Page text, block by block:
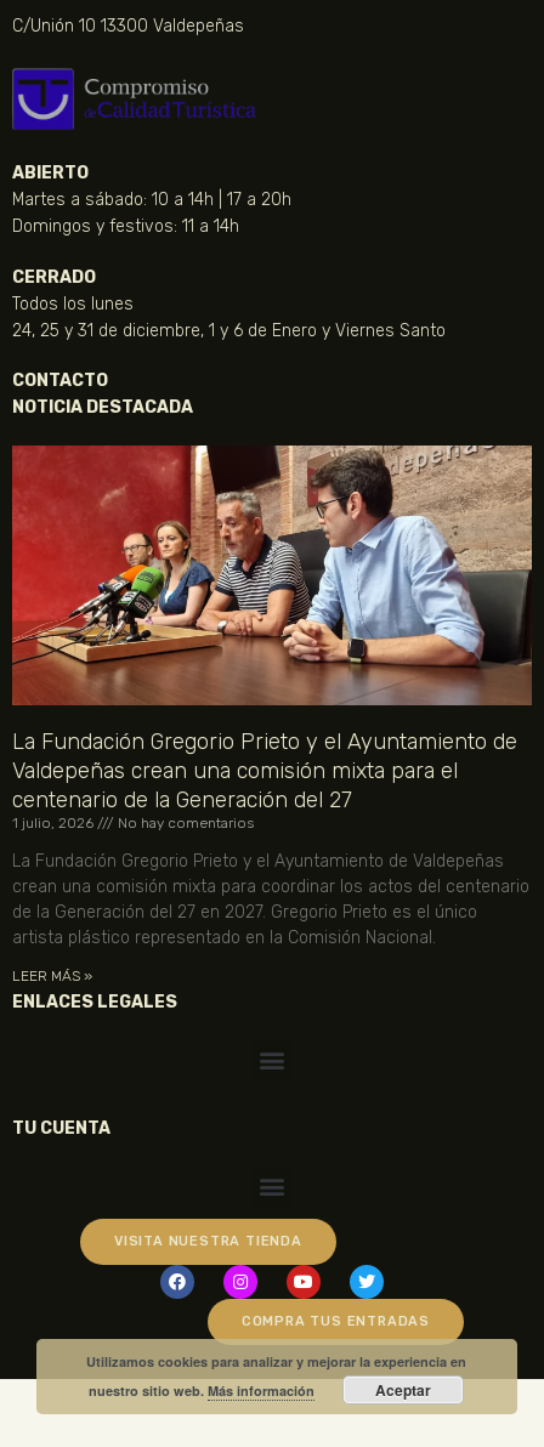
C/Unión 10 13300 Valdepeñas
ABIERTO
Martes a sábado: 10 a 14h | 17 a 20h
Domingos y festivos: 11 a 14h
CERRADO
Todos los lunes
24, 25 y 31 de diciembre, 1 y 6 de Enero y Viernes Santo
CONTACTO
NOTICIA DESTACADA
La Fundación Gregorio Prieto y el Ayuntamiento de
Valdepeñas crean una comisión mixta para el
centenario de la Generación del 27
1 julio, 2026 No hay comentarios
La Fundación Gregorio Prieto y el Ayuntamiento de Valdepeñas
crean una comisión mixta para coordinar los actos del centenario
de la Generación del 27 en 2027. Gregorio Prieto es el único
artista plástico representado en la Comisión Nacional.
LEER MÁS »
ENLACES LEGALES
TU CUENTA
VISITA NUESTRA TIENDA
COMPRA TUS ENTRADAS
Utilizamos cookies para analizar y mejorar la experiencia en
nuestro sitio web.Más información Aceptar